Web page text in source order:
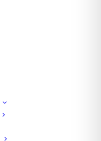
Komponente in
„Aktor“ im
bei der
Absatzstrategien
der Actor
sondern auch
Aktoren in der
mechanischen